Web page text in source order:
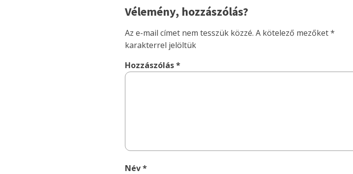
Vélemény, hozzászólás?
Az e-mail címet nem tesszük közzé. A kötelező mezőket*
karakterrel jelöltük
Hozzászólás*
Név*